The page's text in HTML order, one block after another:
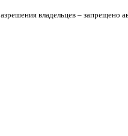
владельцев – запрещено